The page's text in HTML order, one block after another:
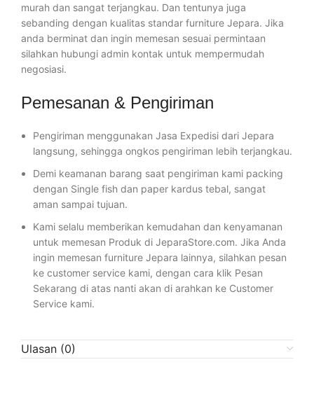
murah dan sangat terjangkau. Dan tentunya juga
sebanding dengan kualitas standar furniture Jepara. Jika
anda berminat dan ingin memesan sesuai permintaan
silahkan hubungi admin kontak untuk mempermudah
negosiasi.
Pemesanan & Pengiriman
Pengiriman menggunakan Jasa Expedisi dari Jepara
langsung, sehingga ongkos pengiriman lebih terjangkau.
Demi keamanan barang saat pengiriman kami packing
dengan Single fish dan paper kardus tebal, sangat
aman sampai tujuan.
Kami selalu memberikan kemudahan dan kenyamanan
untuk memesan Produk di JeparaStore.com. Jika Anda
ingin memesan furniture Jepara lainnya, silahkan pesan
ke customer service kami, dengan cara klik Pesan
Sekarang di atas nanti akan di arahkan ke Customer
Service kami.
Ulasan (0)